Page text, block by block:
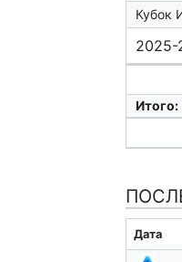
Кубок
2025-
Итого:
Дата